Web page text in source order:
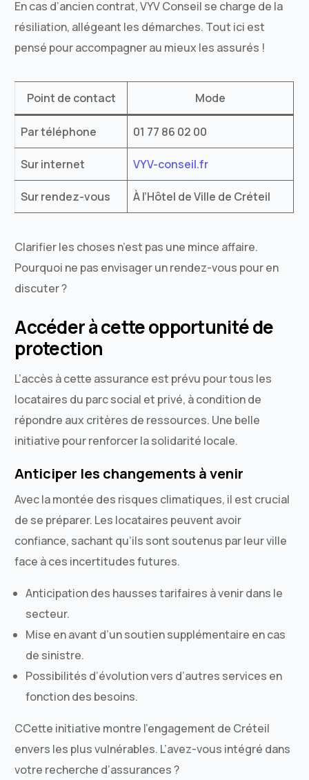
En cas d’ancien contrat, VYV Conseil se charge de la
résiliation, allégeant les démarches. Tout ici est
pensé pour accompagner au mieux les assurés !
Point de contact Mode
Par téléphone 01 77 86 02 00
Sur internet VYV-conseil.fr
Sur rendez-vous À l’Hôtel de Ville de Créteil
Clarifier les choses n’est pas une mince affaire.
Pourquoi ne pas envisager un rendez-vous pour en
discuter ?
Accéder à cette opportunité de
protection
L’accès à cette assurance est prévu pour tous les
locataires du parc social et privé, à condition de
répondre aux critères de ressources. Une belle
initiative pour renforcer la solidarité locale.
Anticiper les changements à venir
Avec la montée des risques climatiques, il est crucial
de se préparer. Les locataires peuvent avoir
confiance, sachant qu’ils sont soutenus par leur ville
face à ces incertitudes futures.
Anticipation des hausses tarifaires à venir dans le
secteur.
Mise en avant d’un soutien supplémentaire en cas
de sinistre.
Possibilités d’évolution vers d’autres services en
fonction des besoins.
CCette initiative montre l’engagement de Créteil
envers les plus vulnérables. L’avez-vous intégré dans
votre recherche d’assurances ?